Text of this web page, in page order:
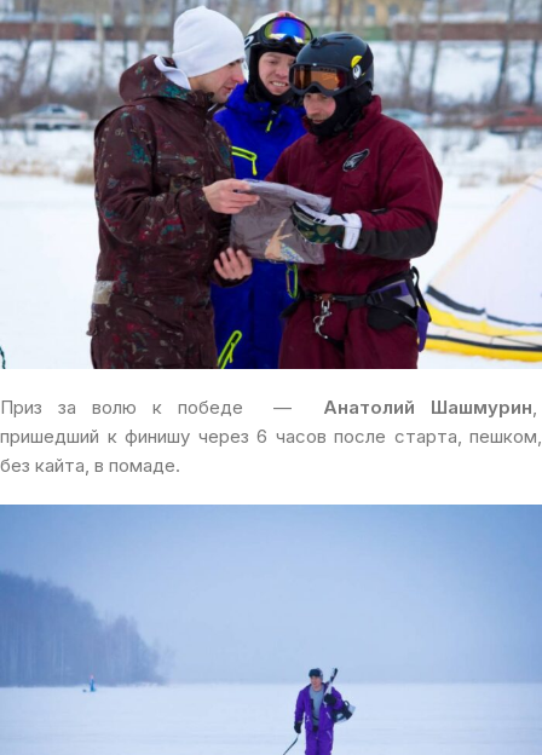
Приз за волю к победе — Анатолий Шашмурин,
пришедший к финишу через 6 часов после старта, пешком,
без кайта, в помаде.